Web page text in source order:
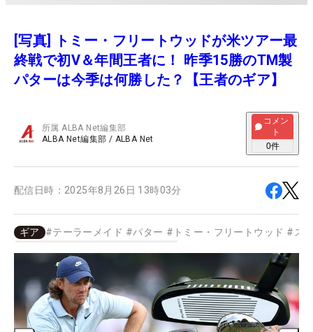
[写真] トミー・フリートウッドが米ツアー最
終戦で初V＆年間王者に！ 昨季15勝のTM製
パターは今季は何勝した？【王者のギア】
所属ALBA Net編集部
ALBA Net編集部 / ALBA Net
コメン
ト
0件
配信日時： 2025年8月26日 13時03分
ギア #テーラーメイド #パター # トミー・フリートウッド # ス